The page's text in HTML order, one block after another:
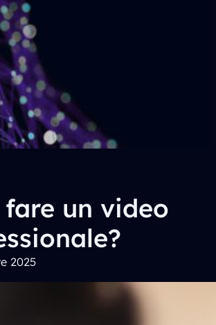
fare un video
2025